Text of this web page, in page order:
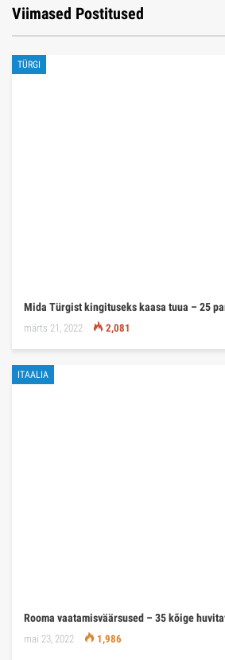
Viimased Postitused
TÜRGI
Mida Türgist kingituseks kaasa tuua – 25
märts 21, 2022 2,081
ITAALIA
Rooma vaatamisväärsused – 35 kõige
mai 23, 2022 1,986